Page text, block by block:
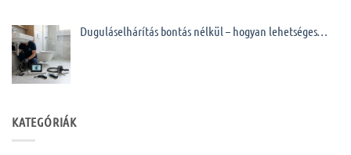
Duguláselhárítás bontás nélkül – hogyan lehetséges…
KATEGÓRIÁK